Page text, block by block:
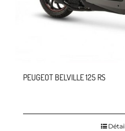
PEUGEOT BELVILLE 125 RS